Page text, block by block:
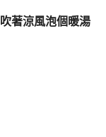
吹著涼風泡個暖湯